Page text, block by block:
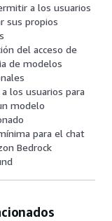
a los usuarios
sus propios
del acceso de
de modelos
los usuarios para
modelo
para el chat
Bedrock